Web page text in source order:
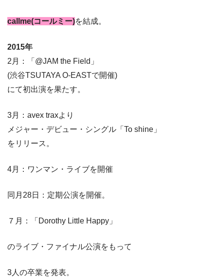
callme(コールミー)を結成。
2015年
2月：「@JAM the Field」
(渋谷TSUTAYA O-EASTで開催)
にて初出演を果たす。
3月：avex traxより
メジャー・デビュー・シングル「To shine」
をリリース。
4月：ワンマン・ライブを開催
同月28日：定期公演を開催。
７月：「Dorothy Little Happy」
のライブ・ファイナル公演をもって
3人の卒業を発表。